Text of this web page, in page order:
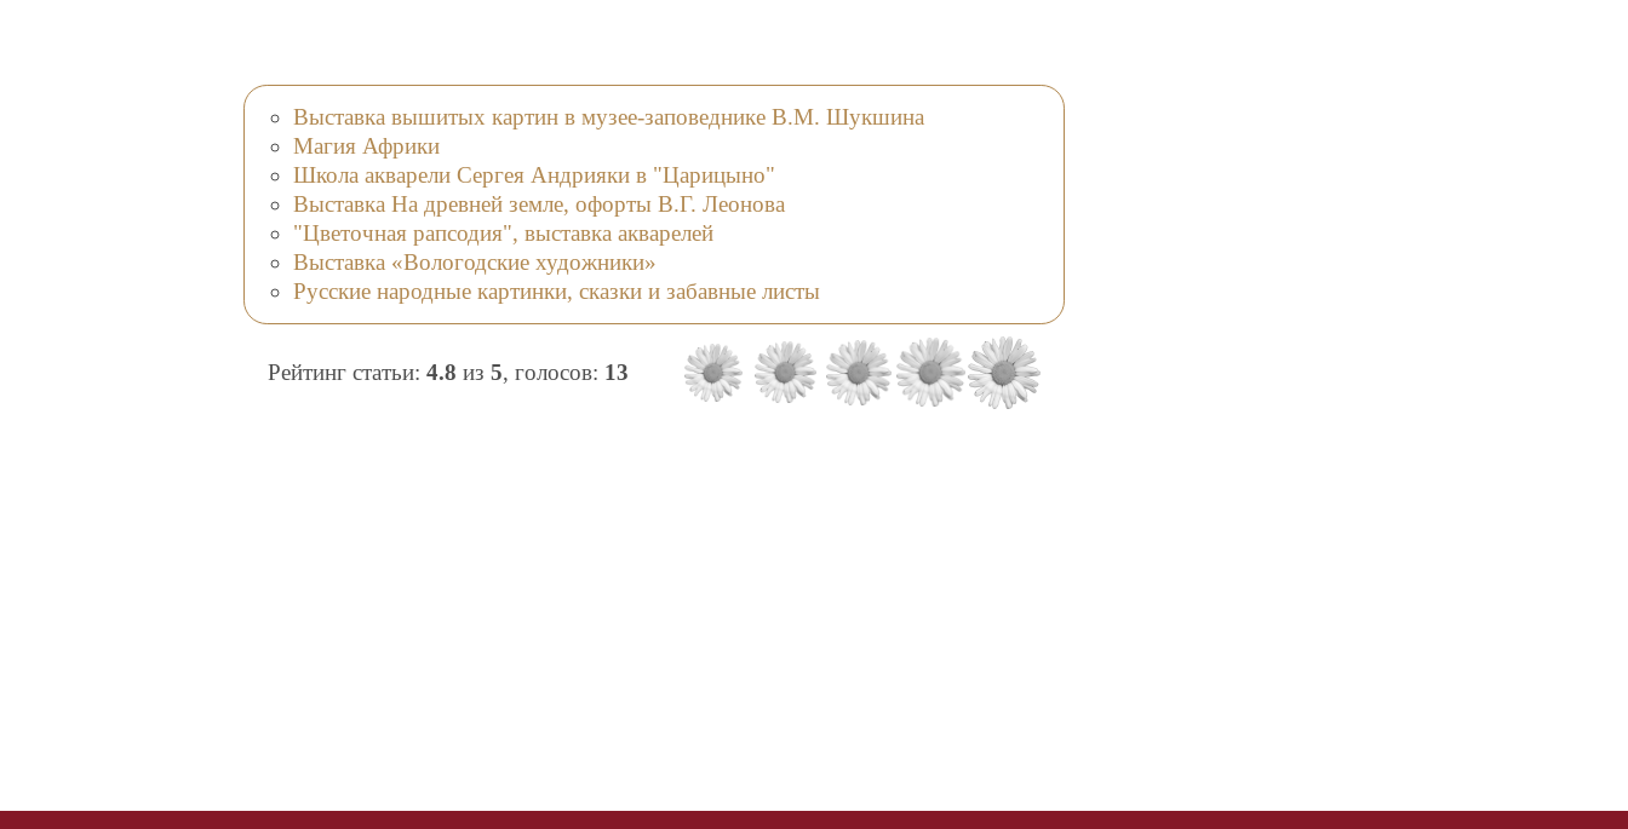
Выставка вышитых картин в музее-заповеднике В.М. Шукшина
Магия Африки
Школа акварели Сергея Андрияки в "Царицыно"
Выставка На древней земле, офорты В.Г. Леонова
"Цветочная рапсодия", выставка акварелей
Выставка «Вологодские художники»
Русские народные картинки, сказки и забавные листы
Рейтинг статьи: 4.8 из 5, голосов: 13